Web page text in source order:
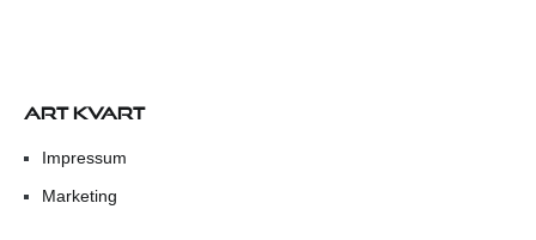
ART KVART
Impressum
Marketing